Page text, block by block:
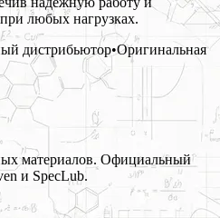
любых нагрузках.
дистрибьютор•Оригинальная
материалов. Официальный
и SpecLub.